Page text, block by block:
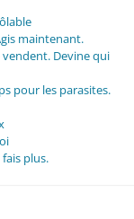
maintenant.
vendent. Devine qui
pour les parasites.
plus.